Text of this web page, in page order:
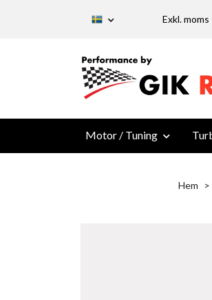
Exkl. moms
Motor / Tuning
Hem